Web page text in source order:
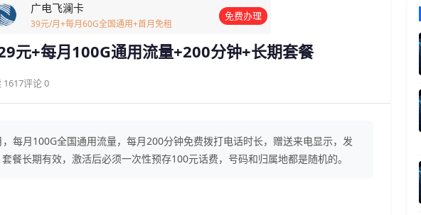
广电飞澜卡
39元/月+每月60G全国通用+首月免租
免费办理
元+每月100G通用流量+200分钟+长期套餐
1617评论 0
每月100G全国通用流量，每月200分钟免费拨打电话时长，赠送来电显示，发
餐长期有效，激活后必须一次性预存100元话费，号码和归属地都是随机的。